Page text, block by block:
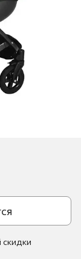
скидки